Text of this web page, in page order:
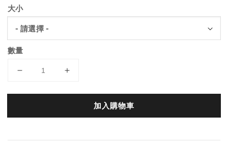
大小
數量
加入購物車